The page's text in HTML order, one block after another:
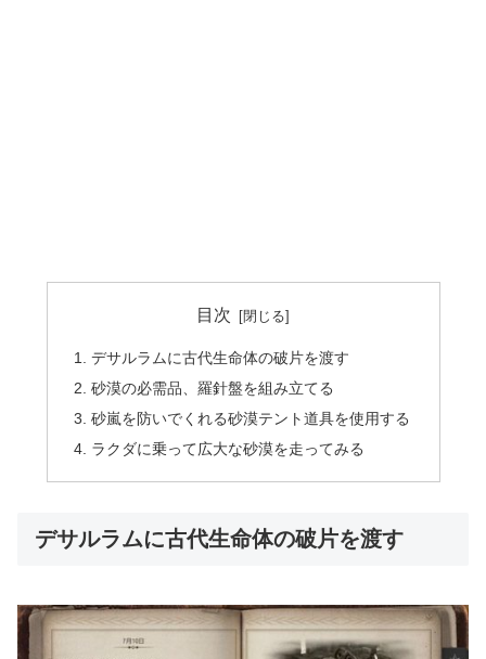
目次
デサルラムに古代生命体の破片を渡す
砂漠の必需品、羅針盤を組み立てる
砂嵐を防いでくれる砂漠テント道具を使用する
ラクダに乗って広大な砂漠を走ってみる
デサルラムに古代生命体の破片を渡す